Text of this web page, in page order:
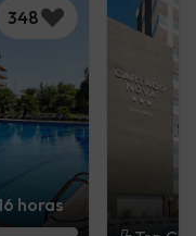
348
horas